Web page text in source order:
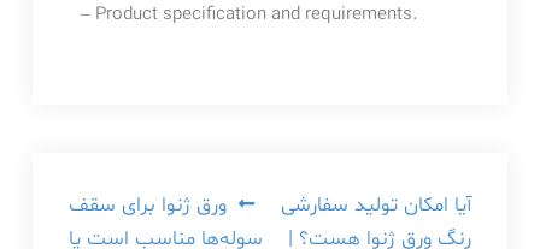
– Product specification and requirements.
راهبری
ورق ژنوا برای سقف
سوله‌ها مناسب است یا
آیا امکان تولید سفارشی
رنگ ورق ژنوا هست؟ |